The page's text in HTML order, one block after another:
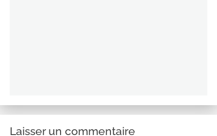
Laisser un commentaire